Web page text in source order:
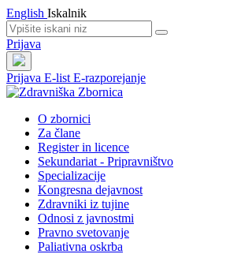
English Iskalnik
Prijava
Prijava E-list E-razporejanje
O zbornici
Za člane
Register in licence
Sekundariat - Pripravništvo
Specializacije
Kongresna dejavnost
Zdravniki iz tujine
Odnosi z javnostmi
Pravno svetovanje
Paliativna oskrba